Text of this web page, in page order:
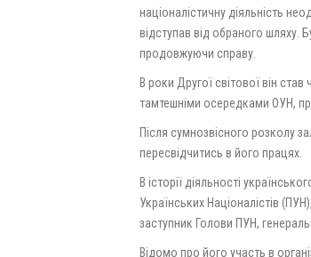
націоналістичну діяльність
відступав від обраного шляху.
продовжуючи справу.
В роки Другої світової він
тамтешніми осередками ОУН,
Після сумнозвісного
пересвідчитись в його працях.
В історії діяльності
Українських Націоналістів
заступник Голови ПУН,
Відомо про його участь в